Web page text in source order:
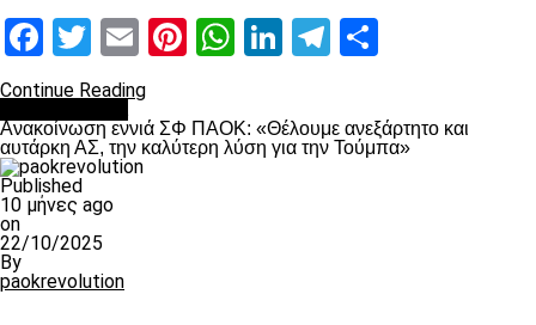
Facebook
Twitter
EmailPinterest
WhatsApp
LinkedIn
Telegram
Continue Reading
Ανακοίνωση εννιά ΣΦ ΠΑΟΚ: «Θέλουμε ανεξάρτητο και
αυτάρκη ΑΣ, την καλύτερη λύση για την Τούμπα»
Published
10 μήνες ago
on
22/10/2025
By
paokrevolution